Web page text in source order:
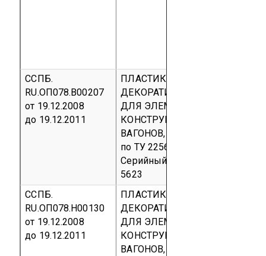
ССПБ.
RU.ОП078.В00207
от 19.12.2008
до 19.12.2011
ПЛАСТИК
ДЕКОРАТИВНЫЙ
ДЛЯ ЭЛЕМЕНТОВ
КОНСТРУКЦИИ И ОБЛИЦОВКИ
ВАГОНОВ, выпускаемый
по ТУ 225623-004-05073898-
Серийный выпуск
5623
ССПБ.
RU.ОП078.Н00130
от 19.12.2008
до 19.12.2011
ПЛАСТИК
ДЕКОРАТИВНЫЙ
ДЛЯ ЭЛЕМЕНТОВ
КОНСТРУКЦИИ И ОБЛИЦОВКИ
ВАГОНОВ, выпускаемый